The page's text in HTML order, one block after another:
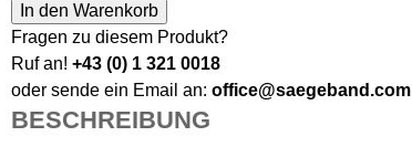
In den Warenkorb
Fragen zu diesem Produkt?
Ruf an! +43 (0) 1 321 0018
oder sende ein Email an: office@saegeband.com
BESCHREIBUNG